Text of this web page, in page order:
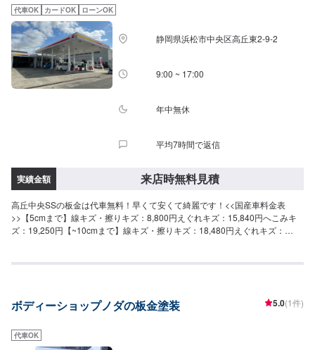
代車OK カードOK ローンOK
静岡県浜松市中央区高丘東2-9-2
9:00 ~ 17:00
年中無休
平均7時間で返信
実績金額 来店時無料見積
高丘中央SSの板金は代車無料！早くて安くて綺麗です！<<国産車料金表
>>【5cmまで】線キズ・擦りキズ：8,800円えぐれキズ：15,840円へこみキ
ズ：19,250円【~10cmまで】線キズ・擦りキズ：18,480円えぐれキズ：
ズ：29,040円えぐれキズ：39,600円へこみキズ：49,500円【~40cmまで】線
ズ：66,000円【~60cmまで】線キズ・擦りキズ：38,280円えぐれキズ：
ボディーショップノダの板金塗装 5.0(1件)
代車OK